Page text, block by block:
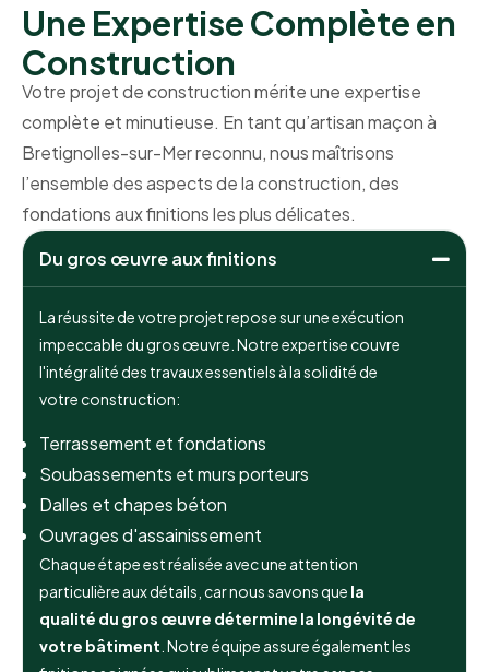
Une Expertise Complète en
Construction
Votre projet de construction mérite une expertise
complète et minutieuse. En tant qu’artisan maçon à
Bretignolles-sur-Mer reconnu, nous maîtrisons
l’ensemble des aspects de la construction, des
fondations aux finitions les plus délicates.
Du gros œuvre aux finitions
La réussite de votre projet repose sur une exécution
impeccable du gros œuvre. Notre expertise couvre
l'intégralité des travaux essentiels à la solidité de
votre construction:
Terrassement et fondations
Soubassements et murs porteurs
Dalles et chapes béton
Ouvrages d'assainissement
Chaque étape est réalisée avec une attention
particulière aux détails, car nous savons que la
qualité du gros œuvre détermine la longévité de
votre bâtiment . Notre équipe assure également les